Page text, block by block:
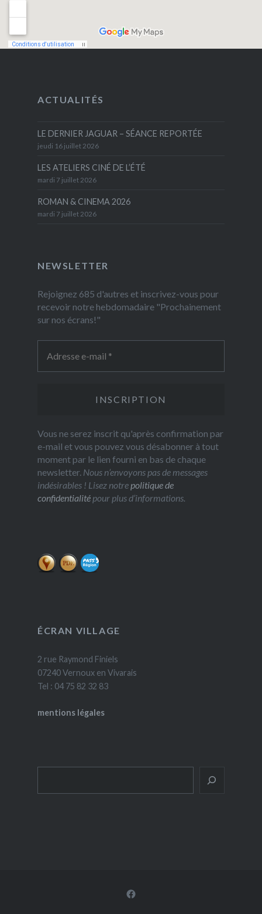
ACTUALITÉS
LE DERNIER JAGUAR – SÉANCE REPORTÉE
jeudi 16 juillet 2026
LES ATELIERS CINÉ DE L’ÉTÉ
mardi 7 juillet 2026
ROMAN & CINEMA 2026
mardi 7 juillet 2026
NEWSLETTER
Rejoignez 685 d'autres et inscrivez-vous pour
recevoir notre hebdomadaire "Prochainement
sur nos écrans!"
Vous ne serez inscrit qu'après confirmation par
e-mail et vous pouvez vous désabonner à tout
moment par le lien fourni en bas de chaque
newsletter. Nous n’envoyons pas de messages
indésirables ! Lisez notre politique de
confidentialitépour plus d’informations.
ÉCRAN VILLAGE
2 rue Raymond Finiels
07240 Vernoux en Vivarais
Tel : 04 75 82 32 83
mentions légales
Facebook